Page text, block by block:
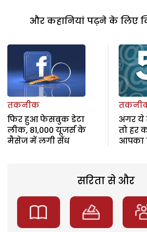
और कहानियां पढ़ने के लिए
तकनीक
फिर हुआ फेसबुक डेटा
लीक, 81,000 यूजर्स के
मैसेज में लगी सेंध
अगर ये
तो हर
आपका
सरिता से और